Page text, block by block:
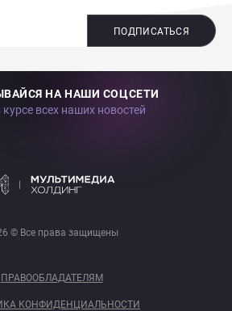
ПОДПИСАТЬСЯ
НА НАШИ СОЦСЕТИ
курсе всех наших новостей
© Все права защищены
ПРАВООБЛАДАТЕЛЯМ
КОНФИДЕНЦИАЛЬНОСТИ